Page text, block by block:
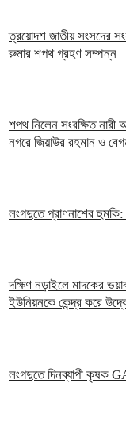
ত্রয়োদশ জাতীয় সংসদের
রুমার শপথ গ্রহণ সম্পন্ন
শপথ নিলেন সংরক্ষিত নারী
নগরে জিয়াউর রহমান ও
লংগদুতে প্রাণনাশের হুমকি:
দক্ষিণ নড়াইলে মাদকের
ইউনিয়নকে কেন্দ্র করে
লংগদুতে দিনব্যাপী কৃষক